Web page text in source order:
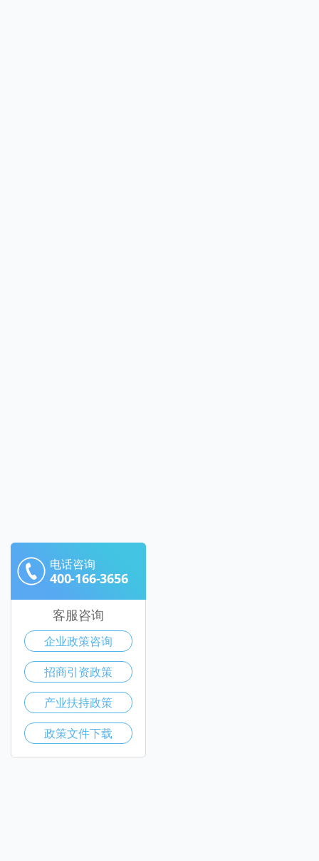
电话咨询
400-166-3656
客服咨询
企业政策咨询
招商引资政策
产业扶持政策
政策文件下载